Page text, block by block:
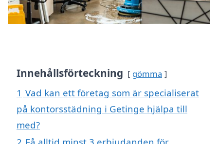
Innehållsförteckning gömma
1 Vad kan ett företag som är specialiserat
på kontorsstädning i Getinge hjälpa till
med?